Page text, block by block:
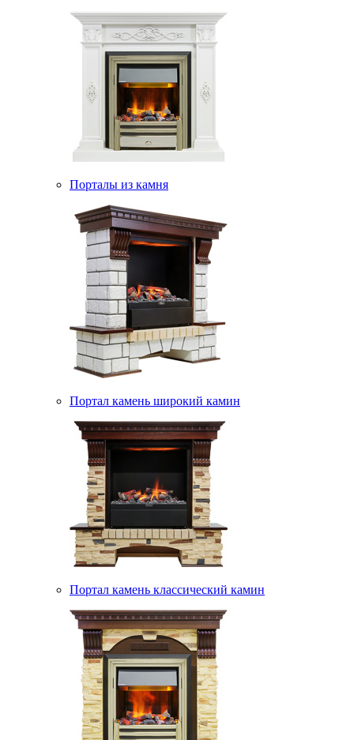
Порталы из камня
Портал камень широкий камин
Портал камень классический камин